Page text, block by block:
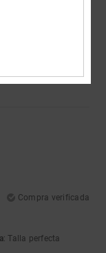
Compra verificada
: Talla perfecta